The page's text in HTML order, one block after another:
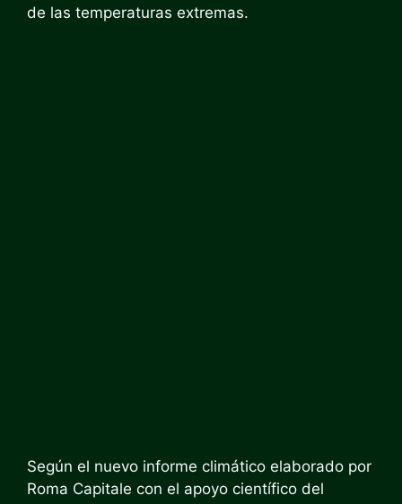
de las temperaturas extremas.
Según el nuevo informe climático elaborado por
Roma Capitale con el apoyo científico del